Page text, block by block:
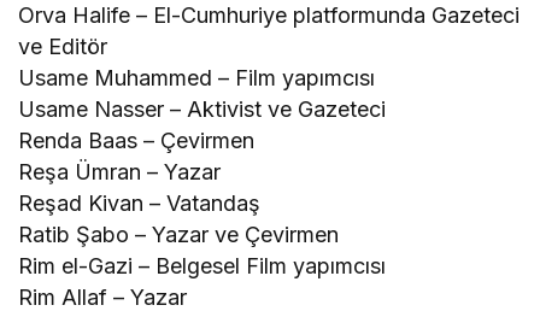
Orva Halife – El-Cumhuriye platformunda Gazeteci
ve Editör
Usame Muhammed – Film yapımcısı
Usame Nasser – Aktivist ve Gazeteci
Renda Baas – Çevirmen
Reşa Ümran – Yazar
Reşad Kivan – Vatandaş
Ratib Şabo – Yazar ve Çevirmen
Rim el-Gazi – Belgesel Film yapımcısı
Rim Allaf – Yazar